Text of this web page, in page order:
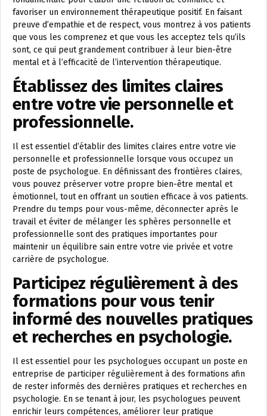
favoriser un environnement thérapeutique positif. En faisant
preuve d’empathie et de respect, vous montrez à vos patients
que vous les comprenez et que vous les acceptez tels qu’ils
sont, ce qui peut grandement contribuer à leur bien-être
mental et à l’efficacité de l’intervention thérapeutique.
Établissez des limites claires
entre votre vie personnelle et
professionnelle.
Il est essentiel d’établir des limites claires entre votre vie
personnelle et professionnelle lorsque vous occupez un
poste de psychologue. En définissant des frontières claires,
vous pouvez préserver votre propre bien-être mental et
émotionnel, tout en offrant un soutien efficace à vos patients.
Prendre du temps pour vous-même, déconnecter après le
travail et éviter de mélanger les sphères personnelle et
professionnelle sont des pratiques importantes pour
maintenir un équilibre sain entre votre vie privée et votre
carrière de psychologue.
Participez régulièrement à des
formations pour vous tenir
informé des nouvelles pratiques
et recherches en psychologie.
Il est essentiel pour les psychologues occupant un poste en
entreprise de participer régulièrement à des formations afin
de rester informés des dernières pratiques et recherches en
psychologie. En se tenant à jour, les psychologues peuvent
enrichir leurs compétences, améliorer leur pratique